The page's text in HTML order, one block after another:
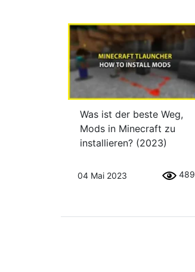
Was ist der beste Weg,
Mods in Minecraft zu
installieren? (2023)
04 Mai 2023 489